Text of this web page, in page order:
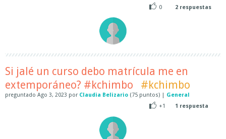
0
2 respuestas
Si jalé un curso debo matrícula me en
extemporáneo? #kchimbo
#kchimbo
preguntado Ago 3, 2023 por Claudia Belizario (75 puntos) | General
+1
1 respuesta